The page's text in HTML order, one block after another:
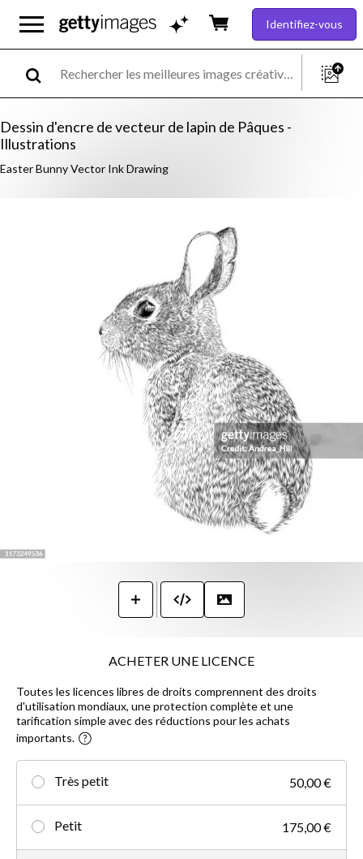
Identifiez-vous
Dessin d'encre de vecteur de lapin de Pâques -
Illustrations
Easter Bunny Vector Ink Drawing
ACHETER UNE LICENCE
Toutes les licences libres de droits comprennent des droits
d'utilisation mondiaux, une protection complète et une
tarification simple avec des réductions pour les achats
importants.
Très petit 50,00 €
Petit 175,00 €